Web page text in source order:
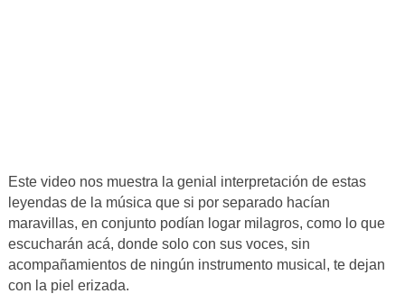
Este video nos muestra la genial interpretación de estas
leyendas de la música que si por separado hacían
maravillas, en conjunto podían logar milagros, como lo que
escucharán acá, donde solo con sus voces, sin
acompañamientos de ningún instrumento musical, te dejan
con la piel erizada.